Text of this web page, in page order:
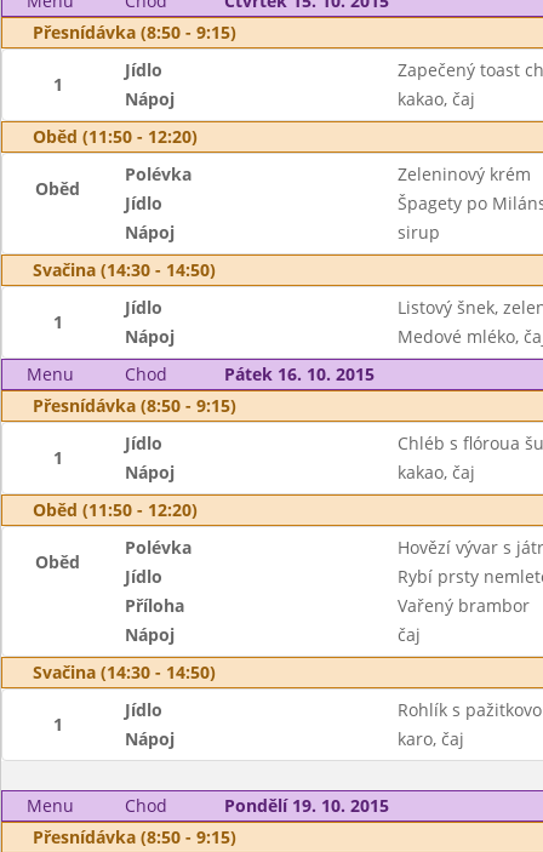
Přesnídávka (8:50 - 9:15)
1
Jídlo
Zapečený toast
Nápoj
kakao, čaj
Oběd (11:50 - 12:20)
Oběd
Polévka
Zeleninový krém
Jídlo
Špagety po
Nápoj
sirup
Svačina (14:30 - 14:50)
1
Jídlo
Listový šnek,
Nápoj
Medové mléko,
Menu
Chod
Pátek 16. 10. 2015
Přesnídávka (8:50 - 9:15)
1
Jídlo
Chléb s flóroua
Nápoj
kakao, čaj
Oběd (11:50 - 12:20)
Oběd
Polévka
Hovězí vývar s
Jídlo
Rybí prsty
Příloha
Vařený brambor
Nápoj
čaj
Svačina (14:30 - 14:50)
1
Jídlo
Rohlík s
Nápoj
karo, čaj
Menu Chod
Pondělí 19. 10. 2015
Přesnídávka (8:50 - 9:15)